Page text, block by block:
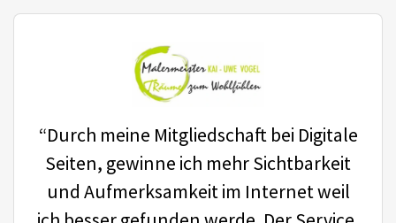
“Durch meine Mitgliedschaft bei Digitale
Seiten, gewinne ich mehr Sichtbarkeit
und Aufmerksamkeit im Internet weil